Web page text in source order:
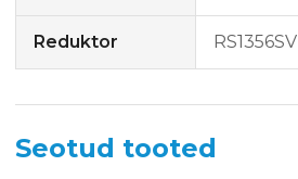
Reduktor RS1356SV
Seotud tooted